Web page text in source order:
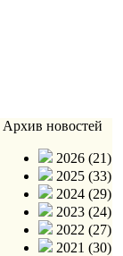
Архив новостей
2026 (21)
2025 (33)
2024 (29)
2023 (24)
2022 (27)
2021 (30)